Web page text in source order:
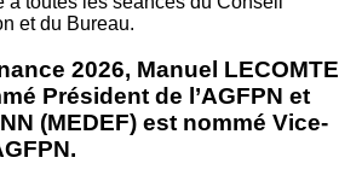
et du Bureau.
2026, Manuel LECOMTE
Président de l’AGFPN et
(MEDEF) est nommé Vice-